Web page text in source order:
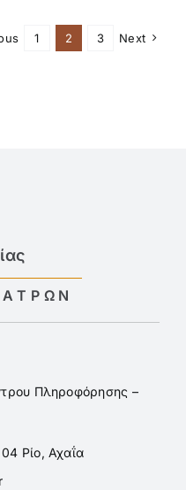
1 2 3 Next
Πληροφόρησης –
Ρίο, Αχαΐα